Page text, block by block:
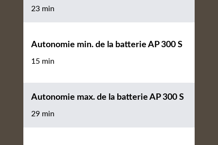
23 min
Autonomie min. de la batterie AP 300 S
15 min
Autonomie max. de la batterie AP 300 S
29 min